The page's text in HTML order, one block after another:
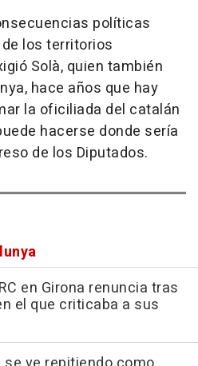
políticas
los territorios
Solà, quien también
hace años que hay
la oficiliada del catalán
hacerse donde sería
de los Diputados.
en Girona renuncia tras
el que criticaba a sus